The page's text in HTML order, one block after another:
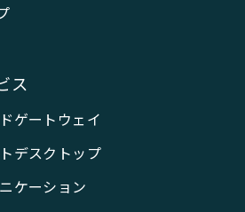
ス
ゲートウェイ
デスクトップ
ケーション